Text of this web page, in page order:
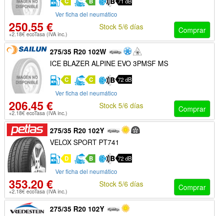
Ver ficha del neumático
250.55 €
+2.18€ ecoTasa (IVA inc.) Comprar
Stock 5/6 días
275/35 R20 102W
ICE BLAZER ALPINE EVO 3PMSF MS
C C 72 dB
Ver ficha del neumático
206.45 €
+2.18€ ecoTasa (IVA inc.) Comprar
Stock 5/6 días
275/35 R20 102Y
VELOX SPORT PT741
D B 72 dB
Ver ficha del neumático
353.20 €
+2.18€ ecoTasa (IVA inc.) Comprar
Stock 5/6 días
275/35 R20 102Y